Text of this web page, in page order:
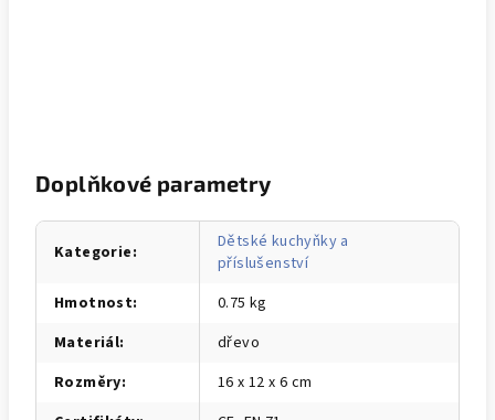
Doplňkové parametry
Kategorie:
Dětské kuchyňky a
příslušenství
Hmotnost:
0.75 kg
Materiál:
dřevo
Rozměry:
16 x 12 x 6 cm